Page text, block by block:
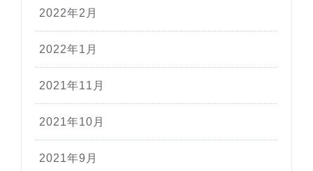
2022年2月
2022年1月
2021年11月
2021年10月
2021年9月